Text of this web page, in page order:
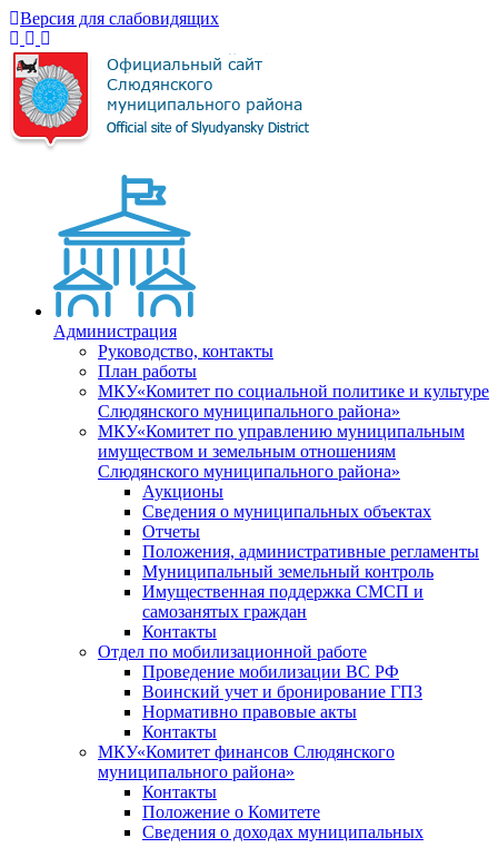
Версия для слабовидящих
Администрация
Руководство, контакты
План работы
МКУ«Комитет по социальной политике и культуре
Слюдянского муниципального района»
МКУ«Комитет по управлению муниципальным
имуществом и земельным отношениям
Слюдянского муниципального района»
Аукционы
Сведения о муниципальных объектах
Отчеты
Положения, административные регламенты
Муниципальный земельный контроль
Имущественная поддержка СМСП и
самозанятых граждан
Контакты
Отдел по мобилизационной работе
Проведение мобилизации ВС РФ
Воинский учет и бронирование ГПЗ
Нормативно правовые акты
Контакты
МКУ«Комитет финансов Слюдянского
муниципального района»
Контакты
Положение о Комитете
Сведения о доходах муниципальных